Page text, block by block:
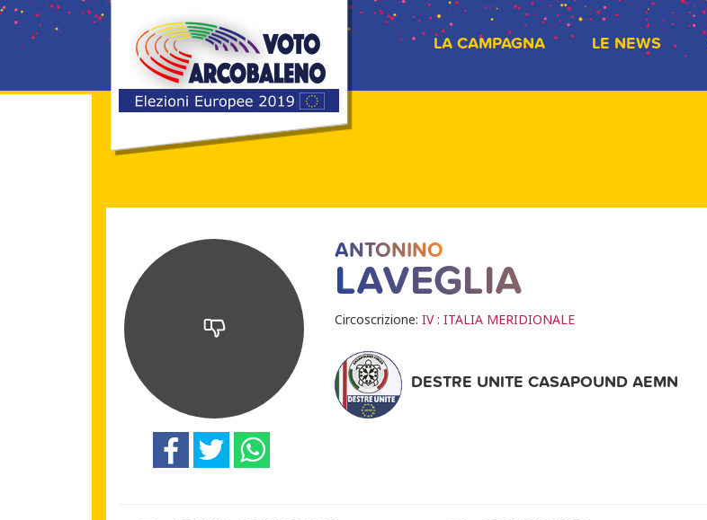
LA CAMPAGNA LE NEWS
ANTONINO
LAVEGLIA
Circoscrizione:IV : ITALIA MERIDIONALE
DESTRE UNITE CASAPOUND AEMN